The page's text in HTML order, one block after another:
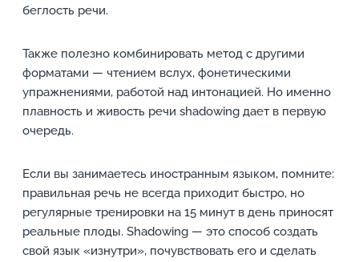
беглость речи.
Также полезно комбинировать метод с другими
форматами — чтением вслух, фонетическими
упражнениями, работой над интонацией. Но именно
плавность и живость речи shadowing дает в первую
очередь.
Если вы занимаетесь иностранным языком, помните:
правильная речь не всегда приходит быстро, но
регулярные тренировки на 15 минут в день приносят
реальные плоды. Shadowing — это способ создать
свой язык «изнутри», почувствовать его и сделать